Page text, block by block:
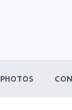
PHOTOS